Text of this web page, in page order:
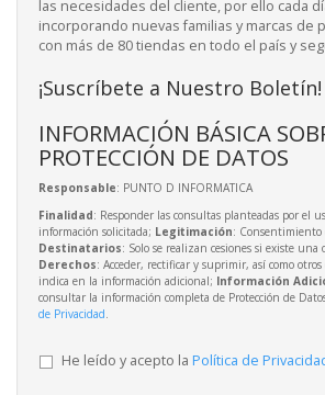
las necesidades del cliente, por ello cada
incorporando nuevas familias y marcas de
con más de 80 tiendas en todo el país y
¡Suscríbete a Nuestro Boletín!
INFORMACIÓN BÁSICA
PROTECCIÓN DE DATOS
Responsable: PUNTO D INFORMATICA
Finalidad: Responder las consultas planteadas por el
información solicitada; Legitimación: Consentimiento
Destinatarios: Solo se realizan cesiones si existe una
Derechos: Acceder, rectificar y suprimir, así como otros
indica en la información adicional; Información
consultar la información completa de Protección de
de Privacidad.
He leído y acepto la Política de